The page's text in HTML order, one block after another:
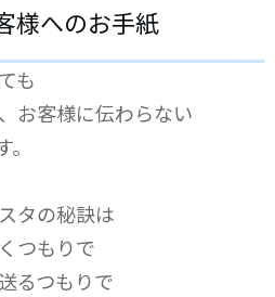
様へのお手紙
も
お客様に伝わらない
タの秘訣は
つもりで
るつもりで